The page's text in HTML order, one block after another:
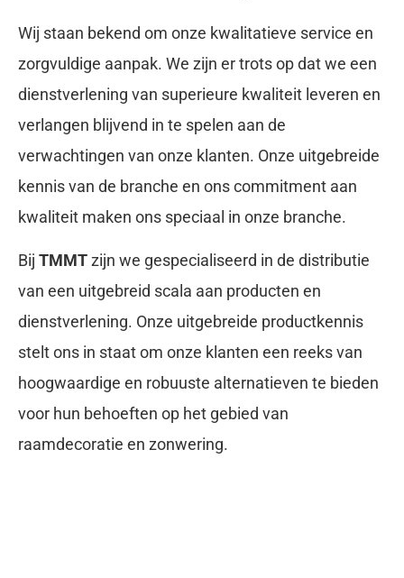
Wij staan bekend om onze kwalitatieve service en
zorgvuldige aanpak. We zijn er trots op dat we een
dienstverlening van superieure kwaliteit leveren en
verlangen blijvend in te spelen aan de
verwachtingen van onze klanten. Onze uitgebreide
kennis van de branche en ons commitment aan
kwaliteit maken ons speciaal in onze branche.
Bij TMMTzijn we gespecialiseerd in de distributie
van een uitgebreid scala aan producten en
dienstverlening. Onze uitgebreide productkennis
stelt ons in staat om onze klanten een reeks van
hoogwaardige en robuuste alternatieven te bieden
voor hun behoeften op het gebied van
raamdecoratie en zonwering.